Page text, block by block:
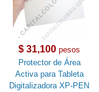
$ 31,100 pesos
Protector de Área
Activa para Tableta
Digitalizadora XP-PEN